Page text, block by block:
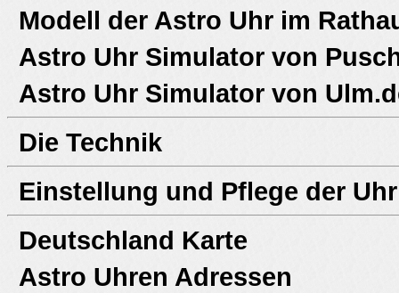
Modell der Astro Uhr im
Astro Uhr Simulator von
Astro Uhr Simulator von
Die Technik
Einstellung und Pflege der Uhr
Deutschland Karte
Astro Uhren Adressen